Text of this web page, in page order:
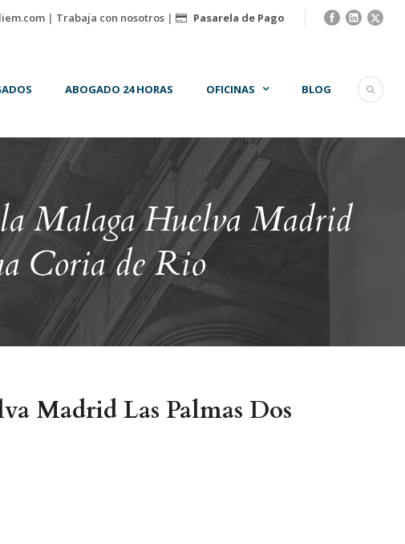
| Trabaja con nosotros | Pasarela de Pago
ABOGADO 24 HORAS OFICINAS BLOG
Malaga Huelva Madrid
Coria de Rio
Madrid Las Palmas Dos